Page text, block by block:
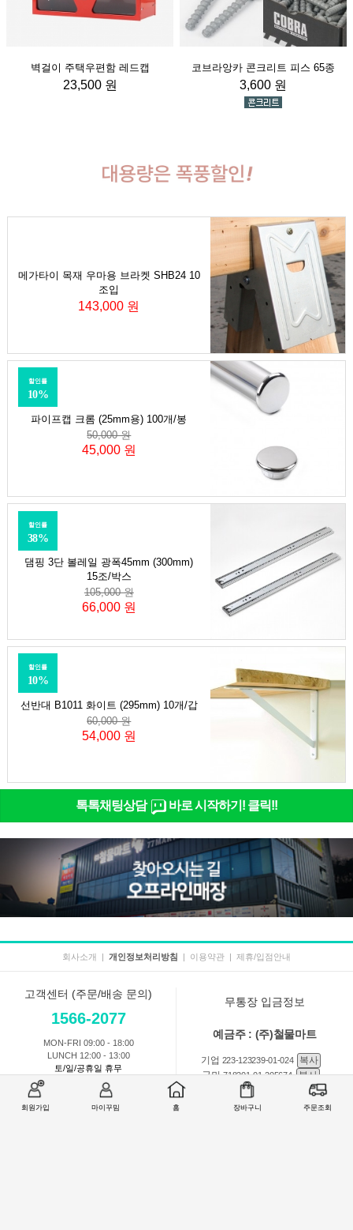
회원가입 마이꾸밈 홈 장바구니 주문조회
벽걸이 주택우편함 레드캡
23,500 원
코브라앙카 콘크리트 피스 65종
3,600 원
메가타이 목재 우마용 브라켓 SHB24 10
조입
143,000 원
파이프캡 크롬 (25mm용) 100개/봉
할인률
10%
50,000 원
45,000 원
댐핑 3단 볼레일 광폭45mm (300mm)
15조/박스
할인률
38%
105,000 원
66,000 원
선반대 B1011 화이트 (295mm) 10개/갑
할인률
10%
60,000 원
54,000 원
톡톡채팅상담 바로 시작하기! 클릭!!
회사소개 | 개인정보처리방침 | 이용약관 | 제휴/입점안내
고객센터 (주문/배송 문의)
1566-2077
MON-FRI 09:00 - 18:00
LUNCH 12:00 - 13:00
토/일/공휴일 휴무
무통장 입금정보
예금주 : (주)철물마트
기업 223-123239-01-024
복사
국민718201-01-205674
복사
301-0168-3882-11 복사